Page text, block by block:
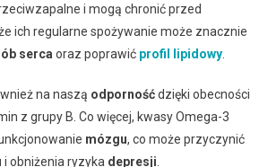
i mogą chronić przed
ich regularne spożywanie może znacznie
serca oraz poprawić profil lipidowy.
na naszą odpornośćdzięki obecności
z grupy B. Co więcej, kwasy Omega-3
mózgu, co może przyczynić
obniżenia ryzyka depresji